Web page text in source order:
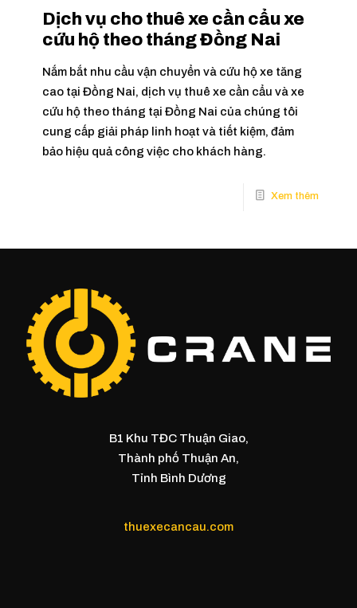
Dịch vụ cho thuê xe cần cẩu xe
cứu hộ theo tháng Đồng Nai
Nắm bắt nhu cầu vận chuyển và cứu hộ xe tăng
cao tại Đồng Nai, dịch vụ thuê xe cần cẩu và xe
cứu hộ theo tháng tại Đồng Nai của chúng tôi
cung cấp giải pháp linh hoạt và tiết kiệm, đảm
bảo hiệu quả công việc cho khách hàng.
B1 Khu TĐC Thuận Giao,
Thành phố Thuận An,
Tỉnh Bình Dương
thuexecancau.com